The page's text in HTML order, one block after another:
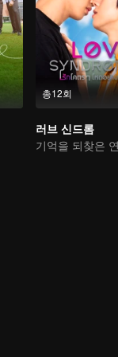
총12회
러브 신드롬
기억을 되찾은